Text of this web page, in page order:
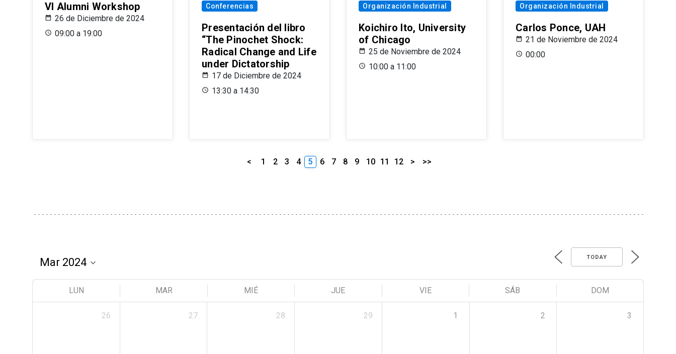
VI Alumni Workshop
26 de Diciembre de 2024
09:00 a 19:00
Conferencias
Presentación del libro
“The Pinochet Shock:
Radical Change and Life
under Dictatorship
17 de Diciembre de 2024
13:30 a 14:30
Organización Industrial
Koichiro Ito, University
of Chicago
25 de Noviembre de 2024
10:00 a 11:00
Organización Industrial
Carlos Ponce, UAH
21 de Noviembre de 2024
00:00
< 1 2 3 4 5 6 7 8 9 10 11 12 > >>
TODAY
LUN MAR MIÉ JUE VIE SÁB DOM
26 27 28 29 1 2 3